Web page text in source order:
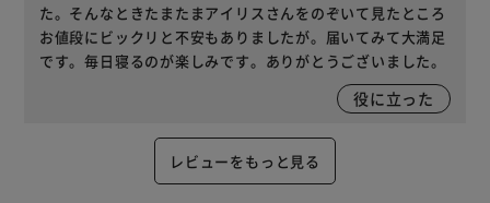
た。そんなときたまたまアイリスさんをのぞいて見たところ
お値段にビックリと不安もありましたが。届いてみて大満足
です。毎日寝るのが楽しみです。ありがとうございました。
役に立った
レビューをもっと見る